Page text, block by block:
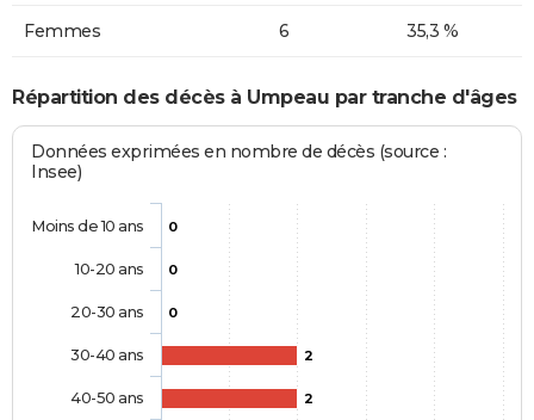
Femmes 6 35,3 %
Répartition des décès à Umpeau par tranche d'âges
Données exprimées en nombre de décès (source :
Insee)
0
0
0
2
2
Moins de 10 ans
10-20 ans
20-30 ans
30-40 ans
40-50 ans